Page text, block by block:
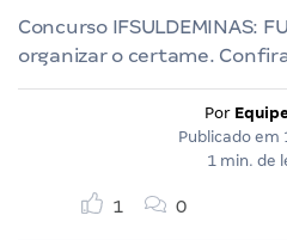
Concurso IFSULDEMINAS:
organizar o certame.
Por
Publicado em
1 min. de
1 0